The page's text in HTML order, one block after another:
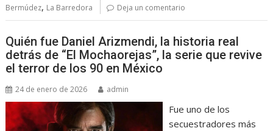
Bermúdez, La Barredora Deja un comentario
Quién fue Daniel Arizmendi, la historia real
detrás de “El Mochaorejas”, la serie que revive
el terror de los 90 en México
24 de enero de 2026 admin
Fue uno de los
secuestradores más